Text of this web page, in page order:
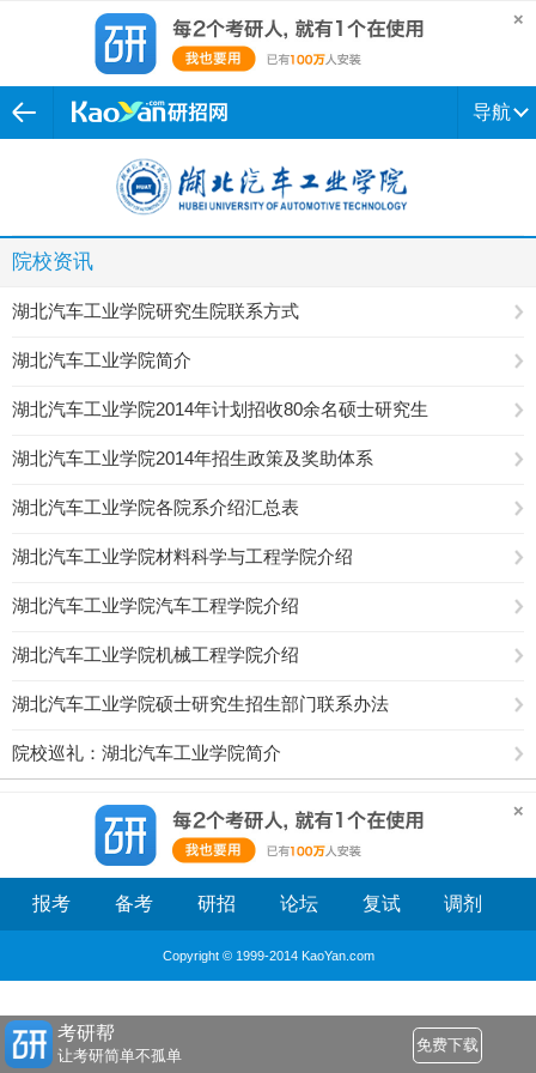
导航
院校资讯
湖北汽车工业学院研究生院联系方式
湖北汽车工业学院简介
湖北汽车工业学院2014年计划招收80余名硕士研究生
湖北汽车工业学院2014年招生政策及奖助体系
湖北汽车工业学院各院系介绍汇总表
湖北汽车工业学院材料科学与工程学院介绍
湖北汽车工业学院汽车工程学院介绍
湖北汽车工业学院机械工程学院介绍
湖北汽车工业学院硕士研究生招生部门联系办法
院校巡礼：湖北汽车工业学院简介
报考 备考 研招 论坛 复试 调剂
Copyright © 1999-2014 KaoYan.com
考研帮
让考研简单不孤单
免费下载